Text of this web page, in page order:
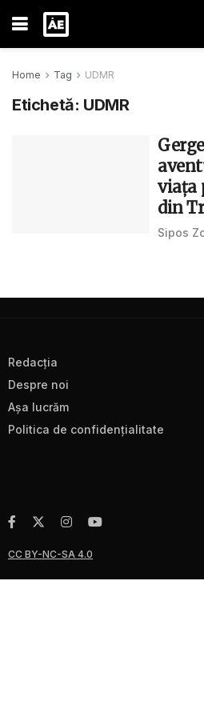
Home Tag UDMR
Etichetă: UDMR
viața
din
Sipos
Redacţia
Despre noi
Aşa lucrăm
Politica de confidenţialitate
CC BY-NC-SA 4.0